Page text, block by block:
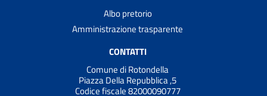
Albo pretorio
Amministrazione trasparente
CONTATTI
Comune di Rotondella
Piazza Della Repubblica ,5
Codice fiscale 82000090777